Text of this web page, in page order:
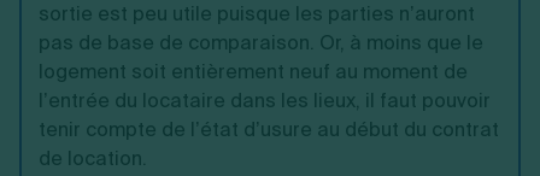
sortie est peu utile puisque les parties n’auront
pas de base de comparaison. Or, à moins que le
logement soit entièrement neuf au moment de
l’entrée du locataire dans les lieux, il faut pouvoir
tenir compte de l’état d’usure au début du contrat
de location.